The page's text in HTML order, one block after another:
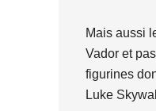
Mais aussi
Vador et
figurines
Luke